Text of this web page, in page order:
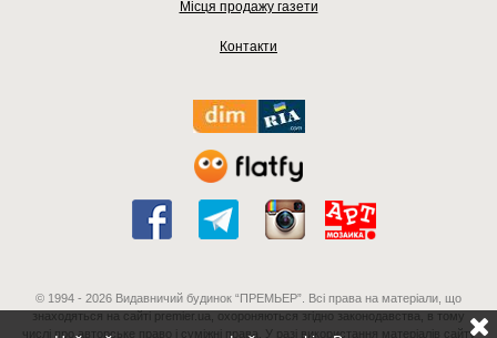
Місця продажу газети
Контакти
© 1994 - 2026 Видавничий будинок “ПРЕМЬЕР”. Всі права на матеріали, що
знаходяться на сайті premier.ua, охороняються згідно законодавства, в тому
числі про авторське право і суміжні права. У разі використання матеріалів сайту